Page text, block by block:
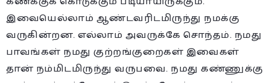
இவையெல்லாம் ஆண்டவரிடமிருந்து நமக்கு
வருகின்றன. எல்லாம் அவருக்கே சொந்தம். நமது
பாவங்கள் நமது குற்றங்குறைகள் இவைகள்
தான் நம்மிடமிருந்து வருபவை. நமது கண்ணுக்கு